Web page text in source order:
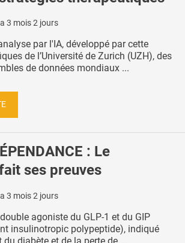
3 mois 2 jours
par l'IA, développé par cette
de l’Université de Zurich (UZH), des
de données mondiaux ...
: Le
ses preuves
3 mois 2 jours
agoniste du GLP-1 et du GIP
insulinotropic polypeptide), indiqué
diabète et de la perte de ...